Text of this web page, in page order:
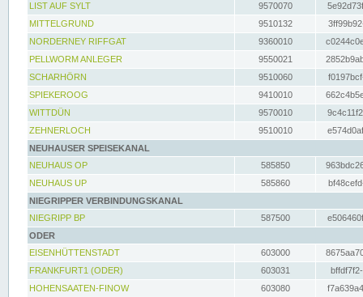
LIST AUF SYLT
9570070
MITTELGRUND
9510132
NORDERNEY RIFFGAT
9360010
PELLWORM ANLEGER
9550021
SCHARHÖRN
9510060
SPIEKEROOG
9410010
WITTDÜN
9570010
ZEHNERLOCH
9510010
NEUHAUSER SPEISEKANAL
NEUHAUS OP
585850
NEUHAUS UP
585860
NIEGRIPPER VERBINDUNGSKANAL
NIEGRIPP BP
587500
ODER
EISENHÜTTENSTADT
603000
FRANKFURT1 (ODER)
603031
HOHENSAATEN-FINOW
603080